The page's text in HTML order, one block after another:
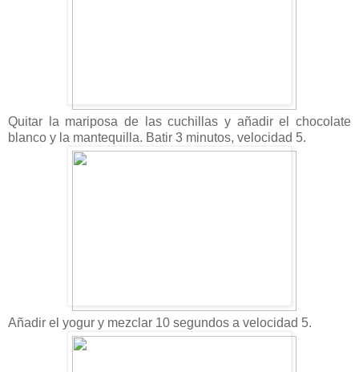
Quitar la mariposa de las cuchillas y añadir el chocolate
blanco y la mantequilla. Batir 3 minutos, velocidad 5.
Añadir el yogur y mezclar 10 segundos a velocidad 5.